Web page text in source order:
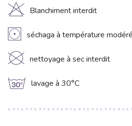
H Blanchiment interdit
V séchaga à température
K nettoyage à sec interdit
g lavage à 30°C